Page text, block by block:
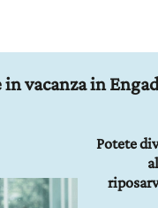
in vacanza in
Potete